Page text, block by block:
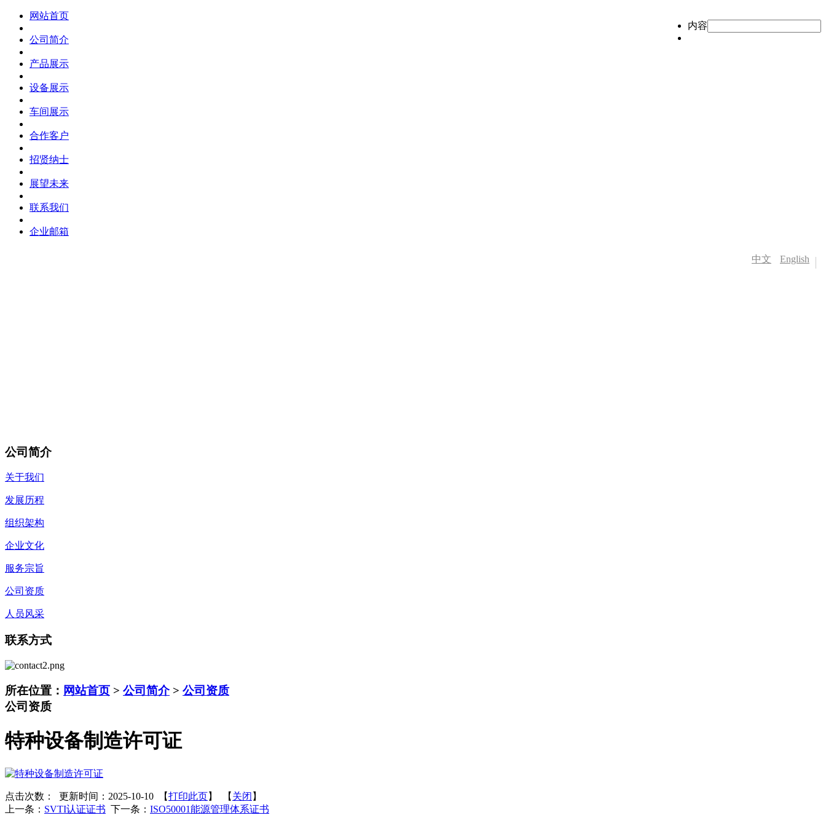
内容
网站首页
公司简介
产品展示
设备展示
车间展示
合作客户
招贤纳士
展望未来
联系我们
企业邮箱
中文 English
公司简介
关于我们
发展历程
组织架构
企业文化
服务宗旨
公司资质
人员风采
联系方式
所在位置： 网站首页 > 公司简介> 公司资质
公司资质
特种设备制造许可证
点击次数： 更新时间：2025-10-10 【打印此页 】 【 关闭 】
上一条： SVTI认证证书 下一条： ISO50001能源管理体系证书